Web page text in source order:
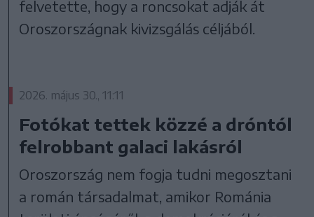
felvetette, hogy a roncsokat adják át
Oroszországnak kivizsgálás céljából.
2026. május 30., 11:11
Fotókat tettek közzé a dróntól
felrobbant galaci lakásról
Oroszország nem fogja tudni megosztani
a román társadalmat, amikor Románia